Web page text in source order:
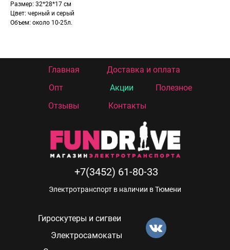
Размер: 32*28*17 см
Цвет: черный и серый
Объем: около 10-25л.
Гироскутеры и сигвеи
Электросамокаты
Главная
Доставка и оплата
Опт
Отзывы
Акции
Контакты
+7(3452) 61-80-33
Электротранспорт в наличии в Тюмени
Полезное